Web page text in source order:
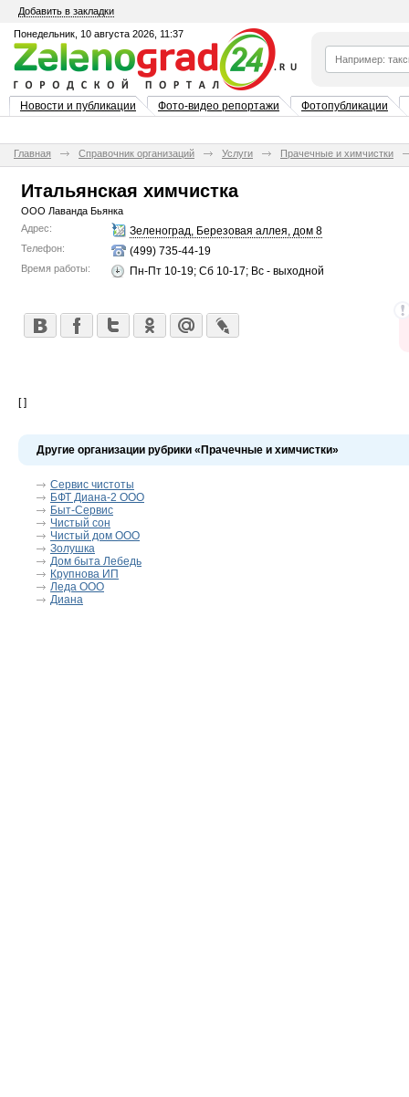
Добавить в закладки
Понедельник, 10 августа 2026, 11:37
Новости и публикации Фото-видео репортажи Фотопубликации
Главная Справочник организаций Услуги Прачечные и химчистки
Итальянская химчистка
ООО Лаванда Бьянка
Адрес:
Зеленоград, Березовая аллея, дом 8
Телефон: (499) 735-44-19
Время работы: Пн-Пт 10-19; Сб 10-17; Вс - выходной
[ ]
Другие организации рубрики «Прачечные и химчистки»
Сервис чистоты
БФТ Диана-2 ООО
Быт-Сервис
Чистый сон
Чистый дом ООО
Золушка
Дом быта Лебедь
Крупнова ИП
Леда ООО
Диана